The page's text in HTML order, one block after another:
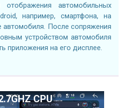
автомобильных
например, смартфона, на
автомобиля. После сопряжения
устройством автомобиля
приложения на его дисплее.
CPU